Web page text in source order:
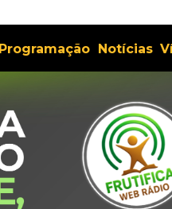
Programação Notícias